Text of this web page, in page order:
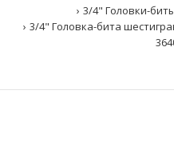
3/4" Головки-
3/4" Головка-бита